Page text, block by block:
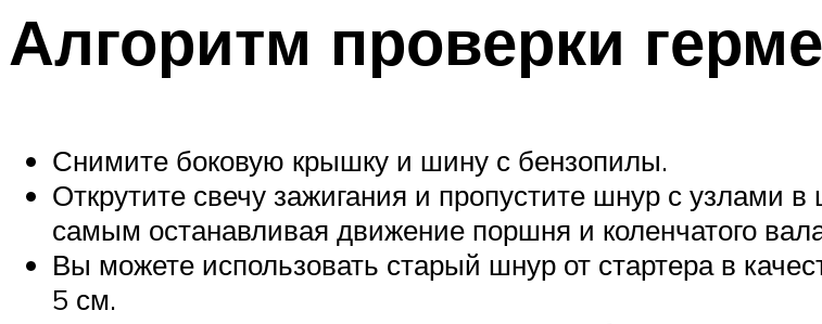
Алгоритм проверки
Снимите боковую крышку и шину с бензопилы.
Открутите свечу зажигания и пропустите шнур с узлами
самым останавливая движение поршня и коленчатого
Вы можете использовать старый шнур от стартера в
5 см.